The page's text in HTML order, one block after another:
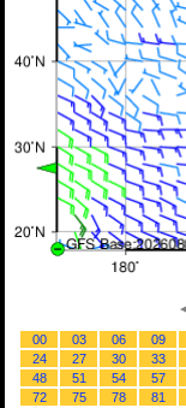
00 03 06 09
24
27 30 33
48
51 54 57
72
75 78 81